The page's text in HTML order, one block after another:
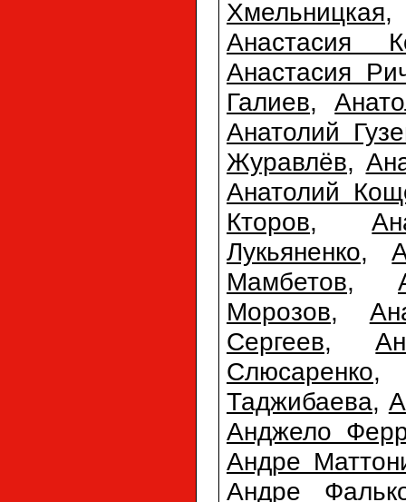
Хмельницкая
Анастасия
Анастасия
Галиев,
Анатолий
Журавлёв,
Анатолий
Кторов,
Лукьяненко,
Мамбетов,
Морозов,
Сергеев,
Слюсаренко
Таджибаева,
Анджело
Андре
Андре